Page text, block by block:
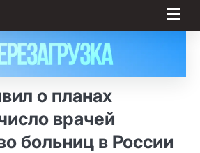
о планах
врачей
больниц в России